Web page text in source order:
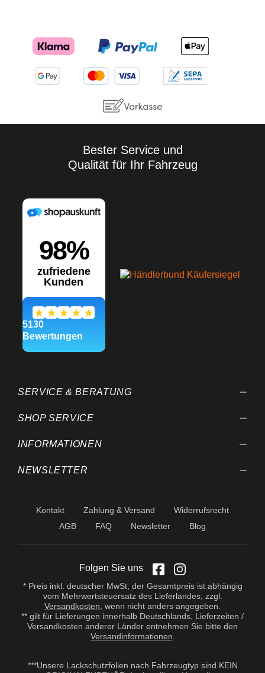
Bester Service und
Qualität für Ihr Fahrzeug
SERVICE & BERATUNG
SHOP SERVICE
INFORMATIONEN
NEWSLETTER
Kontakt Zahlung & Versand
Widerrufsrecht
AGB
FAQ Newsletter Blog
Folgen Sie uns
* Preis inkl. deutscher MwSt; der Gesamtpreis ist abhängig
vom Mehrwertsteuersatz des Lieferlandes; zzgl.
Versandkosten , wenn nicht anders angegeben.
** gilt für Lieferungen innerhalb Deutschlands, Lieferzeiten /
Versandkosten anderer Länder entnehmen Sie bitte den
Versandinformationen
***Unsere Lackschutzfolien nach Fahrzeugtyp sind KEIN